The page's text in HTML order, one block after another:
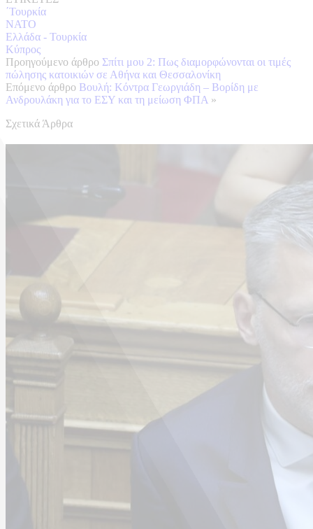
΄Τουρκία
NATO
Ελλάδα - Τουρκία
Κύπρος
Προηγούμενο άρθρο Σπίτι μου 2: Πως διαμορφώνονται οι τιμές
πώλησης κατοικιών σε Αθήνα και Θεσσαλονίκη
Επόμενο άρθρο Βουλή: Κόντρα Γεωργιάδη – Βορίδη με
Ανδρουλάκη για το ΕΣΥ και τη μείωση ΦΠΑ »
Σχετικά Άρθρα